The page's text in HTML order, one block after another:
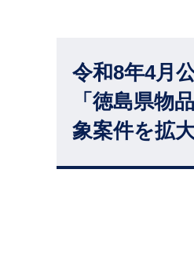
令和8年4月
「徳島県物
象案件を拡